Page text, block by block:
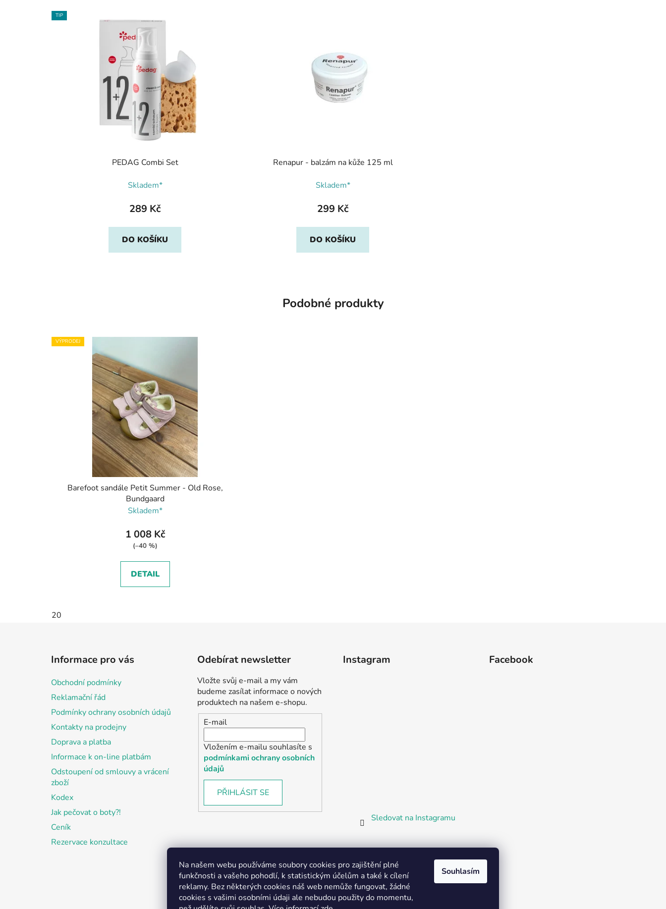
Na našem webu používáme soubory cookies pro zajištění plné
funkčnosti a vašeho pohodlí, k statistickým účelům a také k cílení
reklamy. Bez některých cookies náš web nemůže fungovat, žádné
cookies s vašimi osobními údaji ale nebudou použity do momentu,
Souhlasím
TIP
PEDAG Combi Set
Skladem*
289 Kč
DO KOŠÍKU
Renapur - balzám na kůže 125 ml
Skladem*
299 Kč
DO KOŠÍKU
Podobné produkty
VÝPRODEJ
Barefoot sandále Petit Summer - Old Rose,
Bundgaard
Skladem*
1 008 Kč
(–40 %)
DETAIL
20
Informace pro vás
Obchodní podmínky
Reklamační řád
Podmínky ochrany osobních údajů
Kontakty na prodejny
Doprava a platba
Informace k on-line platbám
Odstoupení od smlouvy a vrácení
zboží
Kodex
Jak pečovat o boty?!
Ceník
Rezervace konzultace
Odebírat newsletter
Vložte svůj e-mail a my vám
budeme zasílat informace o nových
produktech na našem e-shopu.
E-mail
Vložením e-mailu souhlasíte s
podmínkami ochrany osobních
údajů
PŘIHLÁSIT SE
Instagram
Sledovat na Instagramu
Facebook
Partnerská prodejna Barefoot Plzeň